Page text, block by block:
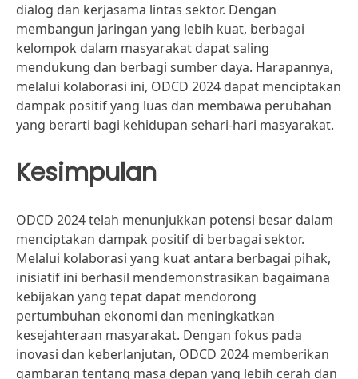
dialog dan kerjasama lintas sektor. Dengan
membangun jaringan yang lebih kuat, berbagai
kelompok dalam masyarakat dapat saling
mendukung dan berbagi sumber daya. Harapannya,
melalui kolaborasi ini, ODCD 2024 dapat menciptakan
dampak positif yang luas dan membawa perubahan
yang berarti bagi kehidupan sehari-hari masyarakat.
Kesimpulan
ODCD 2024 telah menunjukkan potensi besar dalam
menciptakan dampak positif di berbagai sektor.
Melalui kolaborasi yang kuat antara berbagai pihak,
inisiatif ini berhasil mendemonstrasikan bagaimana
kebijakan yang tepat dapat mendorong
pertumbuhan ekonomi dan meningkatkan
kesejahteraan masyarakat. Dengan fokus pada
inovasi dan keberlanjutan, ODCD 2024 memberikan
gambaran tentang masa depan yang lebih cerah dan